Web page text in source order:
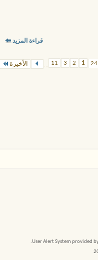
قراءة المزيد
1
2
3
11
... الأخيرة
User Alert System provided